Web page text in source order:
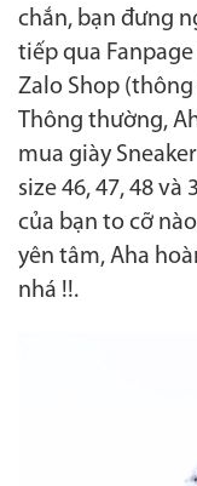
chắn, bạn đưng
tiếp qua
Zalo Shop
Thông thường,
mua giày
size 46, 47, 48 và
của bạn to cỡ
yên tâm, Aha
nhá !!.